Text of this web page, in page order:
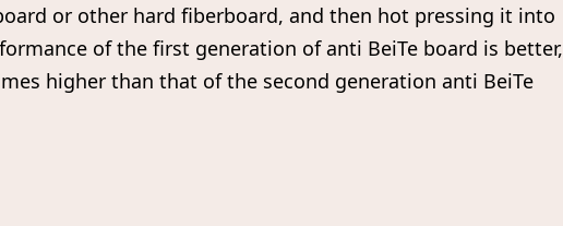
or other hard fiberboard, and then hot pressing it into
of the first generation of anti BeiTe board is better,
higher than that of the second generation anti BeiTe